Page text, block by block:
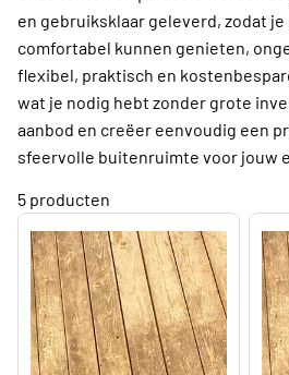
en gebruiksklaar geleverd, zodat
comfortabel kunnen genieten,
flexibel, praktisch en
wat je nodig hebt zonder grote
aanbod en creëer eenvoudig een
sfeervolle buitenruimte voor jouw
5 producten